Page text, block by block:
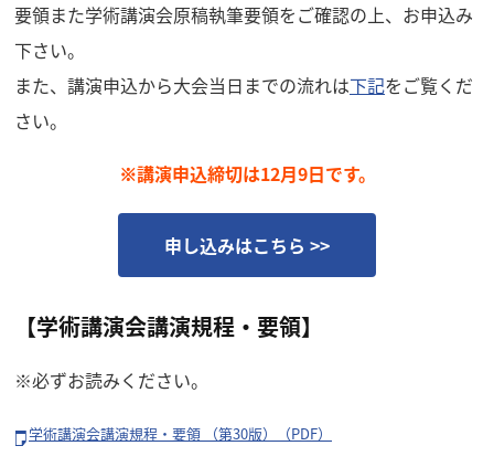
要領また学術講演会原稿執筆要領をご確認の上、お申込み
下さい。
また、講演申込から大会当日までの流れは下記をご覧くだ
さい。
※講演申込締切は12月9日です。
申し込みはこちら >>
【学術講演会講演規程・要領】
※必ずお読みください。
学術講演会講演規程・要領 （第30版）（PDF）